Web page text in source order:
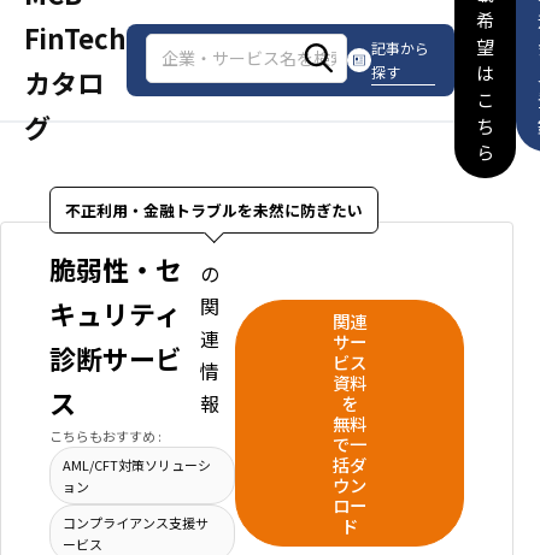
FinTech
カタロ
グ
記事から
探す
希
望
は
こ
ち
ら
不正利用・金融トラブルを未然に防ぎたい
脆弱性・セ
キュリティ
診断サービ
ス
の
関
連
情
報
こちらもおすすめ :
AML/CFT対策ソリューシ
ョン
コンプライアンス支援サ
ービス
関連
サー
ビス
資料
を
無料
で一
括ダ
ウン
ロー
ド